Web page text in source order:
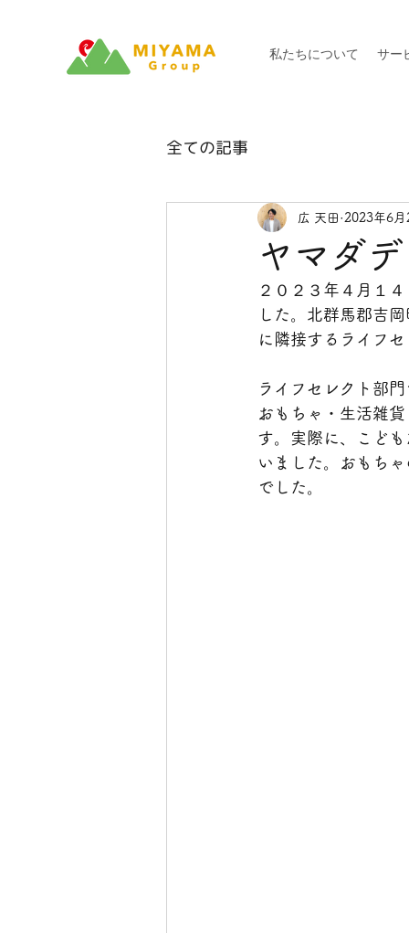
私たちについて サー
全ての記事
ヤマダ
広 天田 2023年6月
２０２３年４月１
した。北群馬郡吉
に隣接するライフ
ライフセレクト部
おもちゃ・生活雑
す。実際に、こど
いました。おもち
でした。